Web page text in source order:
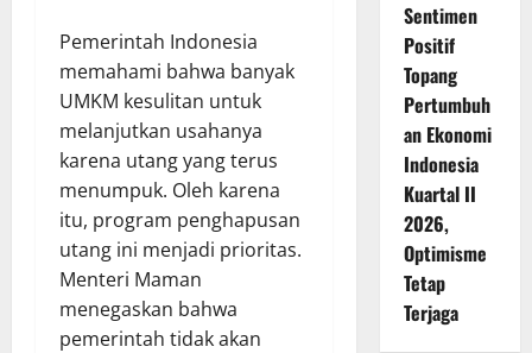
Pemerintah Indonesia
memahami bahwa banyak
UMKM kesulitan untuk
melanjutkan usahanya
karena utang yang terus
menumpuk. Oleh karena
itu, program penghapusan
utang ini menjadi prioritas.
Menteri Maman
menegaskan bahwa
pemerintah tidak akan
Sentimen
Positif
Topang
Pertumbuh
an Ekonomi
Indonesia
Kuartal II
2026,
Optimisme
Tetap
Terjaga